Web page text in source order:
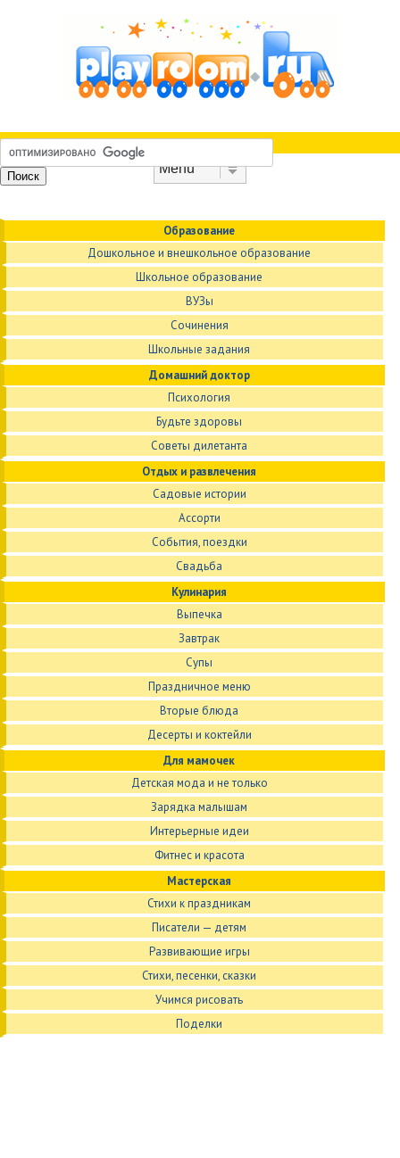
Образование
Дошкольное и внешкольное образование
Школьное образование
ВУЗы
Сочинения
Школьные задания
Домашний доктор
Психология
Будьте здоровы
Советы дилетанта
Отдых и развлечения
Садовые истории
Ассорти
События, поездки
Свадьба
Кулинария
Выпечка
Завтрак
Супы
Праздничное меню
Вторые блюда
Десерты и коктейли
Для мамочек
Детская мода и не только
Зарядка малышам
Интерьерные идеи
Фитнес и красота
Мастерская
Стихи к праздникам
Писатели — детям
Развивающие игры
Стихи, песенки, сказки
Учимся рисовать
Поделки